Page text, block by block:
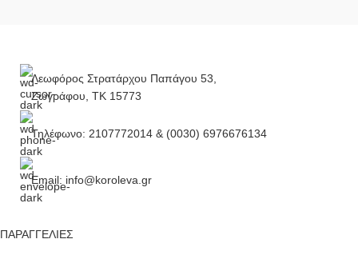
Λεωφόρος Στρατάρχου Παπάγου 53,
Ζωγράφου, ΤΚ 15773
Τηλέφωνο: 2107772014 & (0030) 6976676134
Email: info@koroleva.gr
ΠΑΡΑΓΓΕΛΊΕΣ